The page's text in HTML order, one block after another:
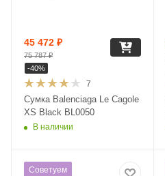
7
Сумка Balenciaga Le Cagole
XS Black BL0050
В наличии
45 472 ₽
75 787₽
-40%
Советуем